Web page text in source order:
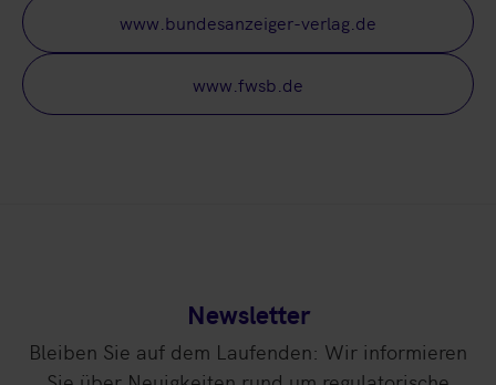
www.bundesanzeiger-verlag.de
www.fwsb.de
Newsletter
Bleiben Sie auf dem Laufenden: Wir informieren